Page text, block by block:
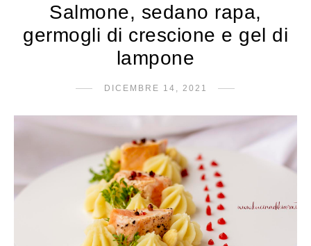
Salmone, sedano rapa,
germogli di crescione e gel di
lampone
DICEMBRE 14, 2021